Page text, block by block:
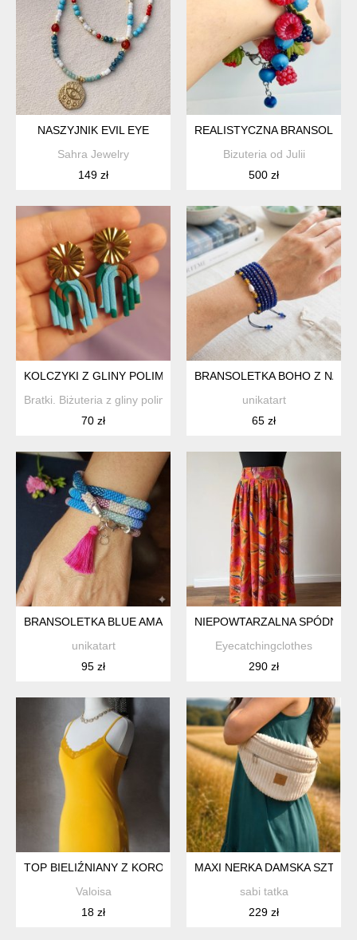
NASZYJNIK EVIL EYE
Sahra Jewelry
149 zł
REALISTYCZNA
Bizuteria od Julii
500 zł
KOLCZYKI Z GLINY POLIMEROWEJ SZMARAGDOWE
Bratki. Biżuteria z gliny polimerowej
70 zł
BRANSOLETKA BOHO Z
unikatart
65 zł
BRANSOLETKA BLUE AMARANT
unikatart
95 zł
NIEPOWTARZALNA SPÓDNICA
Eyecatchingclothes
290 zł
TOP BIELIŹNIANY Z KORONKĄ ŻÓŁTY XS S
Valoisa
18 zł
MAXI NERKA DAMSKA
sabi tatka
229 zł